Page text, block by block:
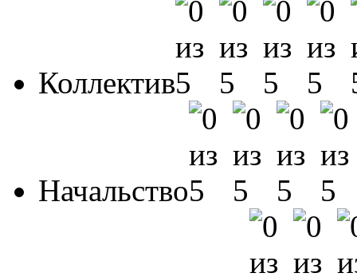
Коллектив
Начальство